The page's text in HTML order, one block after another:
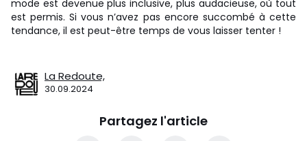
mode est devenue plus inclusive, plus audacieuse, où tout
est permis. Si vous n’avez pas encore succombé à cette
tendance, il est peut-être temps de vous laisser tenter !
La Redoute,
30.09.2024
Partagez l'article